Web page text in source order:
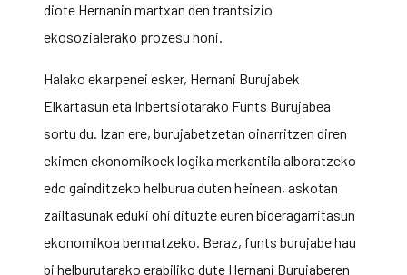
diote Hernanin martxan den trantsizio
ekosozialerako prozesu honi.
Halako ekarpenei esker, Hernani Burujabek
Elkartasun eta Inbertsiotarako Funts Burujabea
sortu du. Izan ere, burujabetzetan oinarritzen diren
ekimen ekonomikoek logika merkantila alboratzeko
edo gainditzeko helburua duten heinean, askotan
zailtasunak eduki ohi dituzte euren bideragarritasun
ekonomikoa bermatzeko. Beraz, funts burujabe hau
bi helburutarako erabiliko dute Hernani Burujaberen